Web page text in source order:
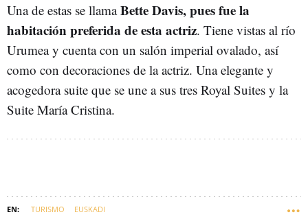
Una de estas se llamaBette Davis, pues fue la
habitación preferida de esta actriz. Tiene vistas al río
Urumea y cuenta con un salón imperial ovalado, así
como con decoraciones de la actriz. Una elegante y
acogedora suite que se une a sus tres Royal Suites y la
Suite María Cristina.
TURISMO EUSKADI